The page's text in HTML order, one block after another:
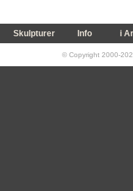
Skulpturer Info i
© Copyright 2000-